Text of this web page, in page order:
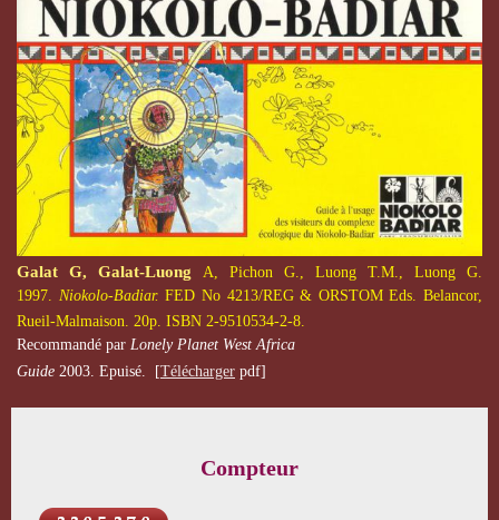
Galat G, Galat-Luong A, Pichon G., Luong T.M., Luong G.
1997. Niokolo-Badiar. FED No 4213/REG & ORSTOM Eds. Belancor,
Rueil-Malmaison. 20p. ISBN 2-9510534-2-8.
Recommandé par Lonely Planet West Africa
Guide 2003. Epuisé. [Télécharger pdf]
Compteur